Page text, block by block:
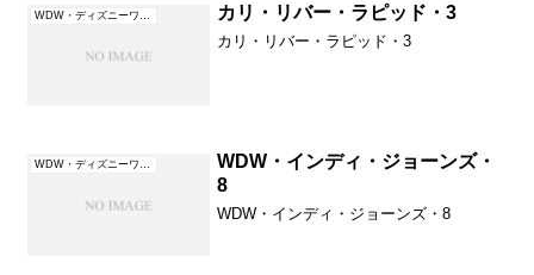
カリ・リバー・ラピッド・3
カリ・リバー・ラピッド・3
WDW・インディ・ジョーンズ・
8
WDW・インディ・ジョーンズ・8